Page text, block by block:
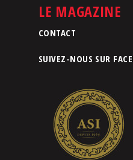
LE MAGAZINE
CONTACT
SUIVEZ-NOUS SUR